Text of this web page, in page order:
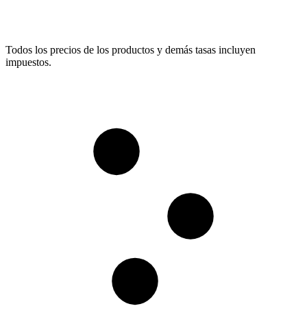
Todos los precios de los productos y demás tasas incluyen
impuestos.